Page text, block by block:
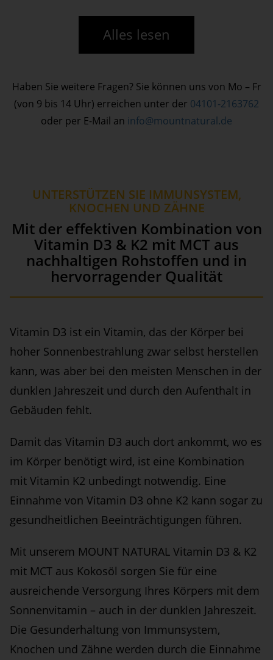
Alles lesen
Haben Sie weitere Fragen? Sie können uns von Mo – Fr
(von 9 bis 14 Uhr) erreichen unter der 04101-2163762
oder per E-Mail an info@mountnatural.de
UNTERSTÜTZEN SIE IMMUNSYSTEM,
KNOCHEN UND ZÄHNE
Mit der effektiven Kombination von
Vitamin D3 & K2 mit MCT aus
nachhaltigen Rohstoffen und in
hervorragender Qualität
Vitamin D3 ist ein Vitamin, das der Körper bei
hoher Sonnenbestrahlung zwar selbst herstellen
kann, was aber bei den meisten Menschen in der
dunklen Jahreszeit und durch den Aufenthalt in
Gebäuden fehlt.
Damit das Vitamin D3 auch dort ankommt, wo es
im Körper benötigt wird, ist eine Kombination
mit Vitamin K2 unbedingt notwendig. Eine
Einnahme von Vitamin D3 ohne K2 kann sogar zu
gesundheitlichen Beeinträchtigungen führen.
Mit unserem MOUNT NATURAL Vitamin D3 & K2
mit MCT aus Kokosöl sorgen Sie für eine
ausreichende Versorgung Ihres Körpers mit dem
Sonnenvitamin – auch in der dunklen Jahreszeit.
Die Gesunderhaltung von Immunsystem,
Knochen und Zähne werden durch die Einnahme